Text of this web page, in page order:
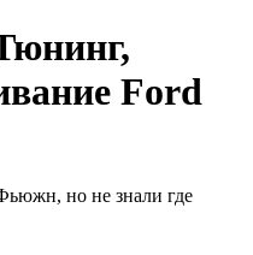
Ford
но не знали где